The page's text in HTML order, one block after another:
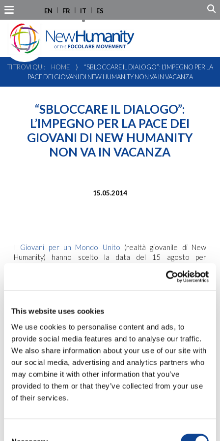
This website uses cookies
We use cookies to personalise content and ads, to
provide social media features and to analyse our traffic.
We also share information about your use of our site with
our social media, advertising and analytics partners who
may combine it with other information that you’ve
provided to them or that they’ve collected from your use
of their services.
EN FR IT ES
TI TROVI QUI: HOME ⟩
“SBLOCCARE IL DIALOGO”: L’IMPEGNO PER LA
PACE DEI GIOVANI DI NEW HUMANITY NON VA IN VACANZA
“SBLOCCARE IL DIALOGO”:
L’IMPEGNO PER LA PACE DEI
GIOVANI DI NEW HUMANITY
NON VA IN VACANZA
15.05.2014
I Giovani per un Mondo Unito (realtà giovanile di New
Humanity) hanno scelto la data del 15 agosto per
loro progetto di promozione del valore della fraternità a
l’attenzione
sui tanti conflitti ancora in corso
promuovere l’impegno attivo e personale di ciascuno
per un mondo più fraterno.
Per questo, attraversofacebook e le altre principali reti
sociali,Tshirt pokemonl’iniziativa chiede a tutti di impegnarsi
a sottoscrivere ed attuare il seguente appello:
“Davanti al crescente numero di conflitti armati
in tante parti del mondo e preoccupati soprattutto per il
drammatico aggravarsi e spandersi degli scontri violenti
pace.